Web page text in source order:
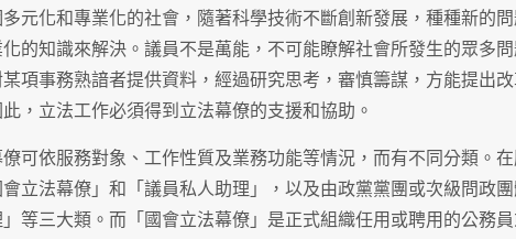
元化和專業化的社會，隨著科學技術不斷創新發展，種種新的
的知識來解決。議員不是萬能，不可能瞭解社會所發生的眾多
項事務熟諳者提供資料，經過研究思考，審慎籌謀，方能提出
，立法工作必須得到立法幕僚的支援和協助。
可依服務對象、工作性質及業務功能等情況，而有不同分類。
立法幕僚」和「議員私人助理」，以及由政黨黨團或次級問政
等三大類。而「國會立法幕僚」是正式組織任用或聘用的公務